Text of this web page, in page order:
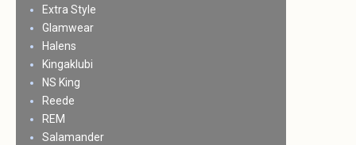
Extra Style
Glamwear
Halens
Kingaklubi
NS King
Reede
REM
Salamander